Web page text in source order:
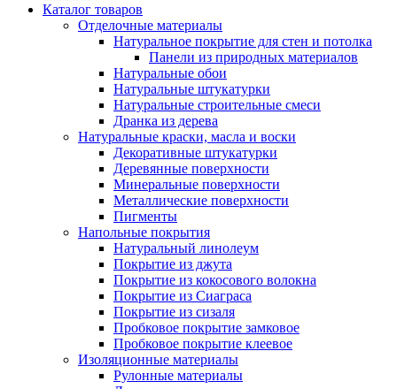
Каталог товаров
Отделочные материалы
Натуральное покрытие для стен и потолка
Панели из природных материалов
Натуральные обои
Натуральные штукатурки
Натуральные строительные смеси
Дранка из дерева
Натуральные краски, масла и воски
Декоративные штукатурки
Деревянные поверхности
Минеральные поверхности
Металлические поверхности
Пигменты
Напольные покрытия
Натуральный линолеум
Покрытие из джута
Покрытие из кокосового волокна
Покрытие из Сиаграса
Покрытие из сизаля
Пробковое покрытие замковое
Пробковое покрытие клеевое
Изоляционные материалы
Рулонные материалы